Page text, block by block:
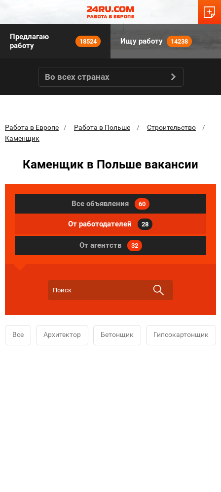
Предлагаю
работу
18524 Ищу работу 14238
Во всех странах
Работа в Европе Работа в Польше
Строительство
Каменщик
Каменщик в Польше вакансии
Все объявления 60
От работодателей 28
От агентств 32
Все Архитектор Бетонщик Гипсокартонщик